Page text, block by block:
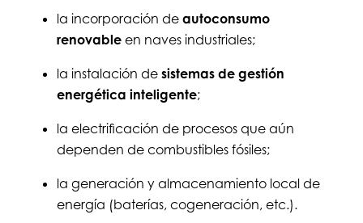
la incorporación deautoconsumo
renovable en naves industriales;
la instalación desistemas de gestión
energética inteligente;
la electrificación de procesos que aún
dependen de combustibles fósiles;
la generación y almacenamiento local de
energía (baterías, cogeneración, etc.).